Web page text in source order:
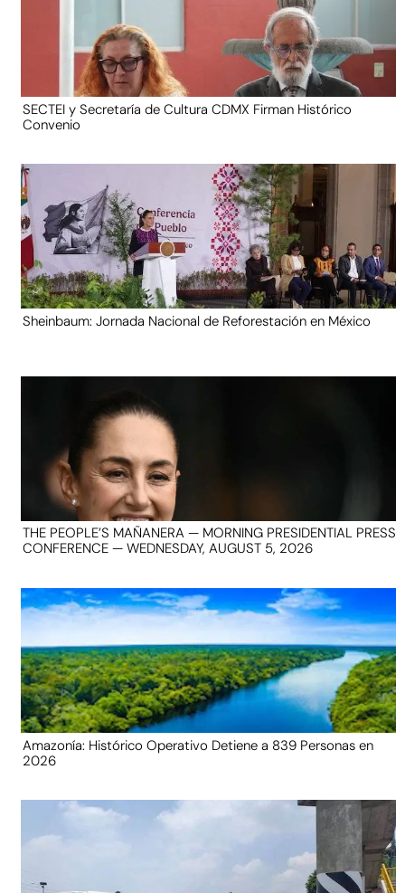
SECTEI y Secretaría de Cultura CDMX Firman Histórico
Convenio
Sheinbaum: Jornada Nacional de Reforestación en México
THE PEOPLE’S MAÑANERA — MORNING PRESIDENTIAL PRESS
CONFERENCE — WEDNESDAY, AUGUST 5, 2026
Amazonía: Histórico Operativo Detiene a 839 Personas en
2026